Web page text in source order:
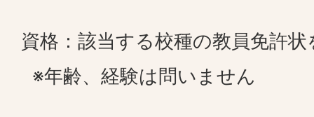
資格：該当する校種の教員免許
※年齢、経験は問いません